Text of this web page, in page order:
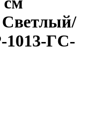
ГС-